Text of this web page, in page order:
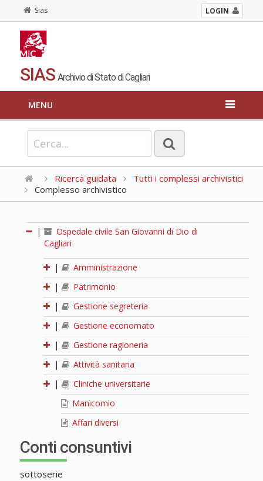
Sias LOGIN
SIAS Archivio di Stato di Cagliari
MENU
Ricerca guidata
Tutti i complessi archivistici
Complesso archivistico
|
Ospedale civile San Giovanni di Dio di
Cagliari
|
Amministrazione
|
Patrimonio
|
Gestione segreteria
|
Gestione economato
|
Gestione ragioneria
|
Attività sanitaria
|
Cliniche universitarie
Manicomio
Affari diversi
Conti consuntivi
sottoserie